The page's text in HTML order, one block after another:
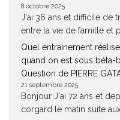
8 octobre 2025
J'ai 36 ans et difficile de
entre la vie de famille et
Quel entrainement
quand on est sous béta-
Question de PIERRE
21 septembre 2025
Bonjour J'ai 72 ans et
corgard le matin suite aux